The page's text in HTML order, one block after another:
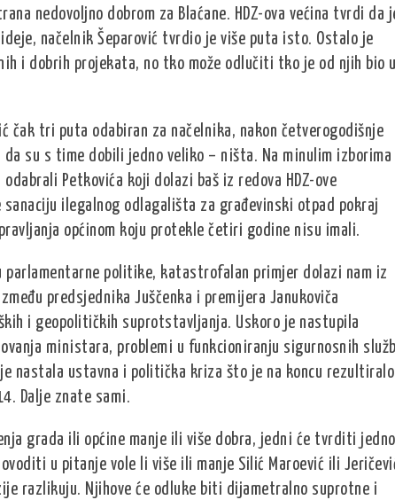
nedovoljno dobrom za Blaćane. HDZ-ova većina tvrdi da
načelnik Šeparović tvrdio je više puta isto. Ostalo je
i dobrih projekata, no tko može odlučiti tko je od njih bio u
čak tri puta odabiran za načelnika, nakon četverogodišnje
su s time dobili jedno veliko – ništa. Na minulim izborima
Petkovića koji dolazi baš iz redova HDZ-ove
ilegalnog odlagališta za građevinski otpad pokraj
općinom koju protekle četiri godine nisu imali.
politike, katastrofalan primjer dolazi nam iz
predsjednika Juščenka i premijera Janukoviča
i geopolitičkih suprotstavljanja. Uskoro je nastupila
ministara, problemi u funkcioniranju sigurnosnih
nastala ustavna i politička kriza što je na koncu rezultiralo
Dalje znate sami.
grada ili općine manje ili više dobra, jedni će tvrditi
u pitanje vole li više ili manje Silić Maroević ili
razlikuju. Njihove će odluke biti dijametralno suprotne i